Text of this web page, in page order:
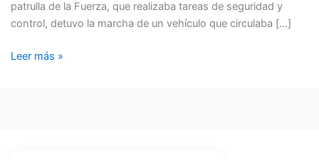
patrulla de la Fuerza, que realizaba tareas de seguridad y
control, detuvo la marcha de un vehículo que circulaba […]
Leer más »